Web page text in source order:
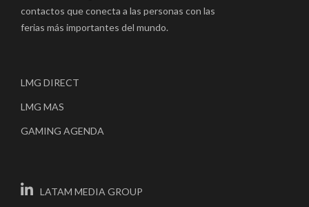
contactos que conecta a las personas con las
ferias más importantes del mundo.
LMG DIRECT
LMG MAS
GAMING AGENDA
LATAM MEDIA GROUP